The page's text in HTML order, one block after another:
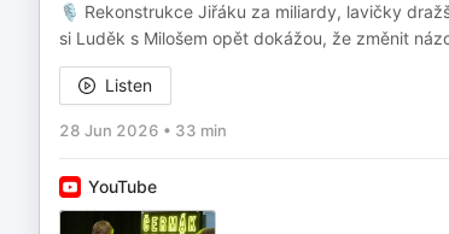
🎙️ Rekonstrukce Jiřáku za miliardy, lavičky
si Luděk s Milošem opět dokážou, že změnit
Listen
28 Jun 2026 • 33 min
YouTube